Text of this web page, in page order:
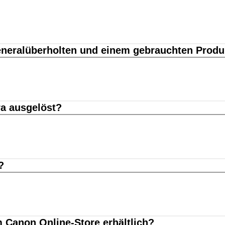
und einem gebrauchten
ausgelöst?
Canon Online-Store erhältlich?